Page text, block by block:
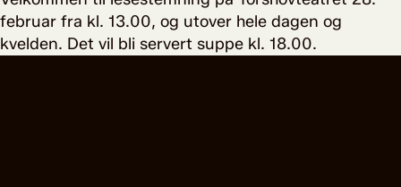
februar fra kl. 13.00, og utover hele dagen og
kvelden. Det vil bli servert suppe kl. 18.00.